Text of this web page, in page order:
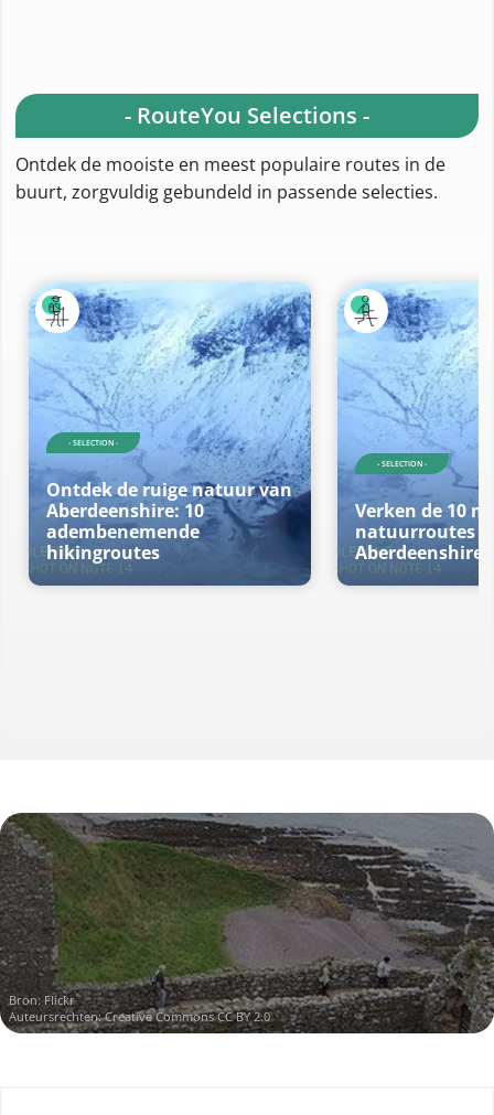
- RouteYou Selections -
Ontdek de mooiste en meest populaire routes in de
buurt, zorgvuldig gebundeld in passende selecties.
- SELECTION -
Ontdek de ruige natuur van
Aberdeenshire: 10
adembenemende
hikingroutes
- SELECTION -
Verken de 10
natuurroutes
Aberdeenshire
Bron: Flickr
Auteursrechten:Creative Commons CC BY 2.0